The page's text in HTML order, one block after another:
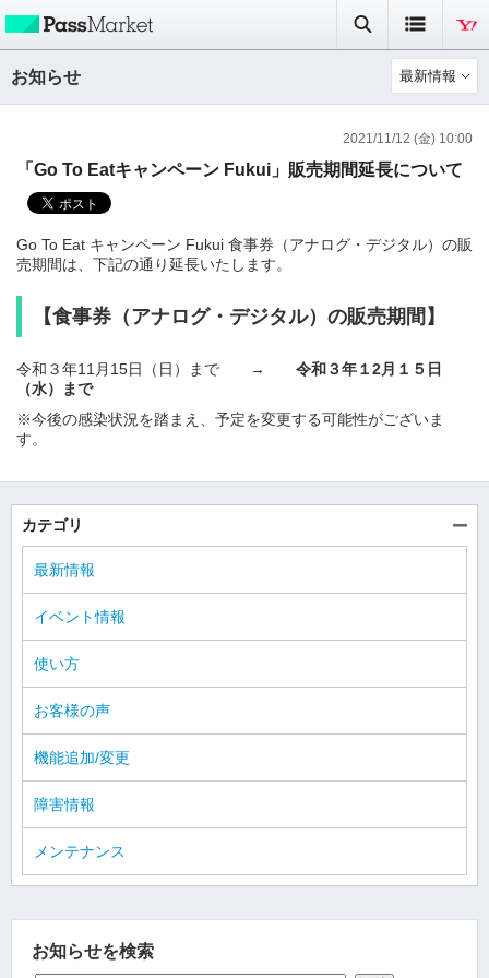
お知らせ 最新情報
2021/11/12 (金) 10:00
「Go To Eatキャンペーン Fukui」販売期間延長について
Go To Eat キャンペーン Fukui 食事券（アナログ・デジタル）の販
売期間は、下記の通り延長いたします。
【食事券（アナログ・デジタル）の販売期間】
令和３年11月15日（日）まで → 令和３年１2月１５日
（水）
まで
※今後の感染状況を踏まえ、予定を変更する可能性がございま
す。
カテゴリ
最新情報
イベント情報
使い方
お客様の声
機能追加/変更
障害情報
メンテナンス
お知らせを検索